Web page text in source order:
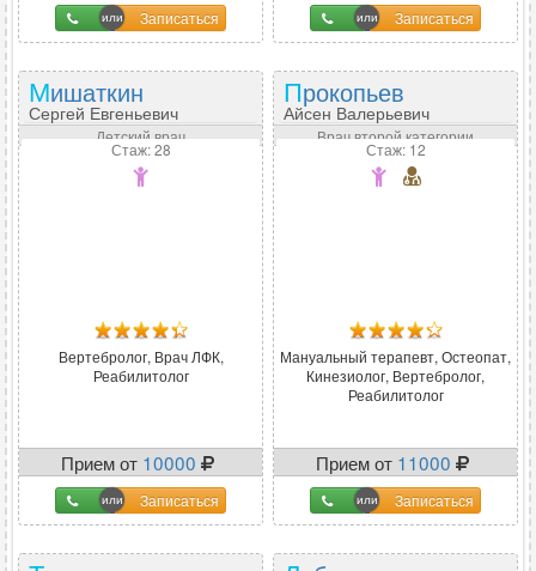
Записаться Записаться
Мишаткин
Сергей Евгеньевич
Детский врач
Стаж: 28
Вертебролог, Врач ЛФК,
Реабилитолог
Прием от 10000
Записаться
Прокопьев
Айсен Валерьевич
Врач второй категории
Стаж: 12
Мануальный терапевт, Остеопат,
Кинезиолог, Вертебролог,
Реабилитолог
Прием от 11000
Записаться